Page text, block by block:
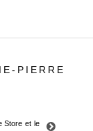
PIERRE
Store et le